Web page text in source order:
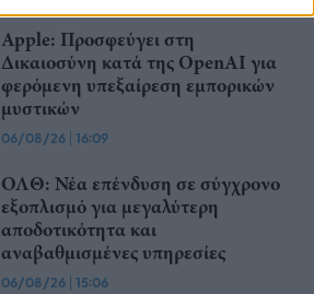
Apple: Προσφεύγει στη
Δικαιοσύνη κατά της OpenAI για
φερόμενη υπεξαίρεση εμπορικών
μυστικών
06/08/26 | 16:09
ΟΛΘ: Νέα επένδυση σε σύγχρονο
εξοπλισμό για μεγαλύτερη
αποδοτικότητα και
αναβαθμισμένες υπηρεσίες
06/08/26 | 15:06